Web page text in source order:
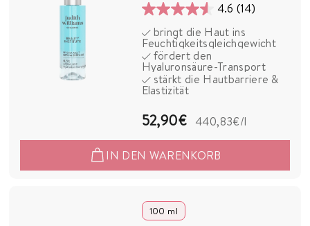
4.6 (14)
4.6
von
5
Sternen.
14
bringt die Haut ins
Feuchtigkeitsgleichgewicht
fördert den
Hyaluronsäure-Transport
stärkt die Hautbarriere &
Elastizität
52,90€5
2
,
440,83€/l
IN DEN WARENKORB
100 ml